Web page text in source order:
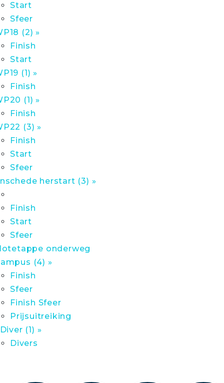
Start
Sfeer
(2) »
Finish
Start
(1) »
Finish
(1) »
Finish
(3) »
Finish
Start
Sfeer
herstart (3) »
Finish
Start
Sfeer
onderweg
(4) »
Finish
Sfeer
Finish Sfeer
Prijsuitreiking
(1) »
Divers